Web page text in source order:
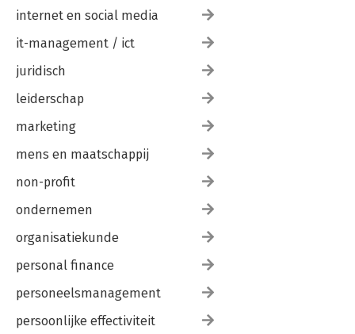
internet en social media
it-management / ict
juridisch
leiderschap
marketing
mens en maatschappij
non-profit
ondernemen
organisatiekunde
personal finance
personeelsmanagement
persoonlijke effectiviteit